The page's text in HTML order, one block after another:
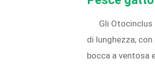
Gli
di lunghezza;
bocca a ventosa